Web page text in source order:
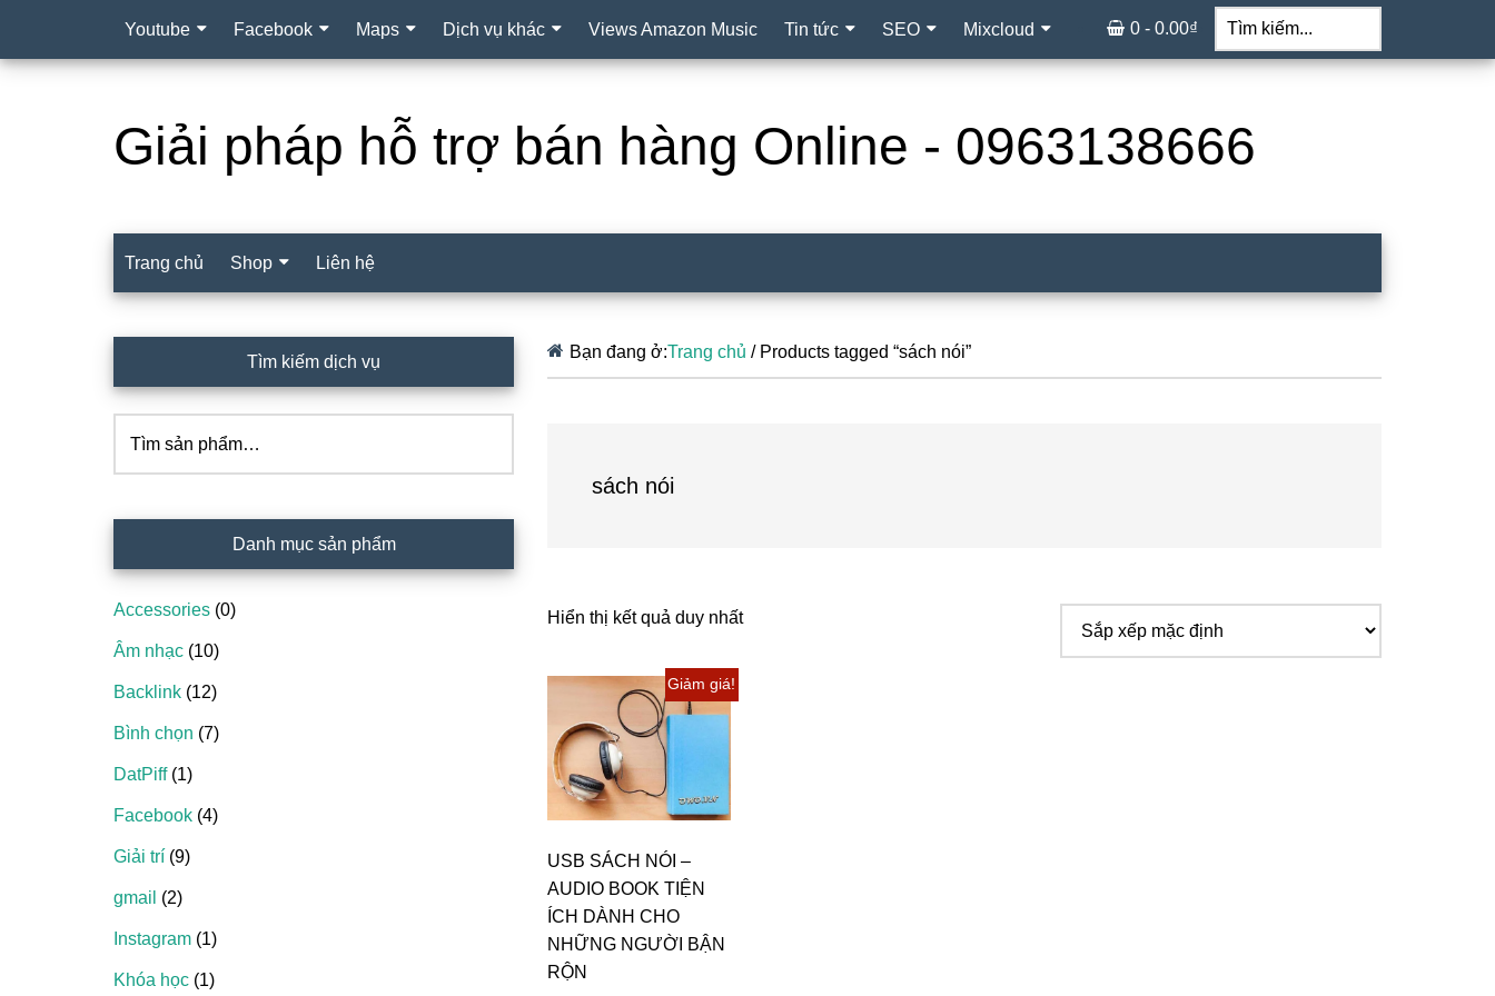
Youtube Facebook Maps Dịch vụ khác Views Amazon Music Tin tức SEO Mixcloud
Tìm
kiếm...
0 - 0.00₫
Giải pháp hỗ trợ bán hàng Online - 0963138666
Trang chủ Shop Liên hệ
Bạn đang ở:Trang chủ /Products tagged “sách nói”
sách nói
Hiển thị kết quả duy nhất
Giảm giá!
USB SÁCH NÓI –
AUDIO BOOK TIỆN
ÍCH DÀNH CHO
NHỮNG NGƯỜI BẬN
RỘN
chính
Tìm kiếm dịch vụ
kiếm:
Danh mục sản phẩm
Accessories (0)
Âm nhạc (10)
Backlink (12)
Bình chọn (7)
DatPiff (1)
Facebook (4)
Giải trí (9)
gmail (2)
Instagram (1)
Khóa học (1)